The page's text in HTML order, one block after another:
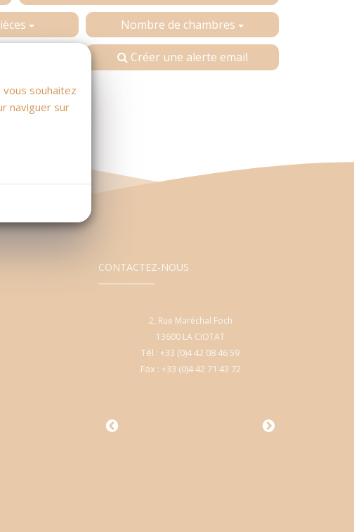
Nombre de chambres
Créer une alerte email
CONTACTEZ-NOUS
2, Rue Maréchal Foch
13600 LA CIOTAT
Tél : +33 (0)4 42 08 46 59
Fax : +33 (0)4 42 71 43 72
souhaitez
naviguer sur